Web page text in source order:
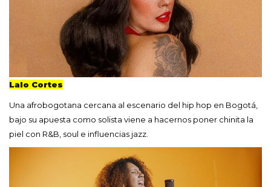
Lalo Cortes
Una afrobogotana cercana al escenario del hip hop en Bogotá,
bajo su apuesta como solista viene a hacernos poner chinita la
piel con R&B, soul e influencias jazz.